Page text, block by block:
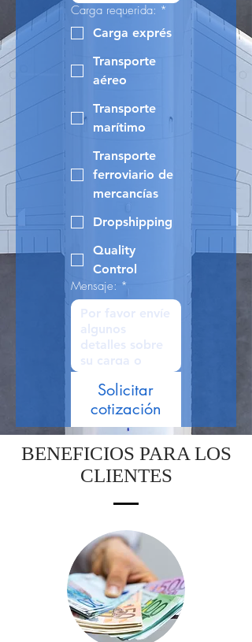
Carga requerida: *
Carga exprés
Transporte
aéreo
Transporte
marítimo
Transporte
ferroviario de
mercancías
Dropshipping
Quality
Control
Mensaje: *
Solicitar
cotización
BENEFICIOS PARA LOS
CLIENTES